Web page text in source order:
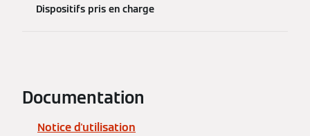
Dispositifs pris en charge
Documentation
Notice d'utilisation